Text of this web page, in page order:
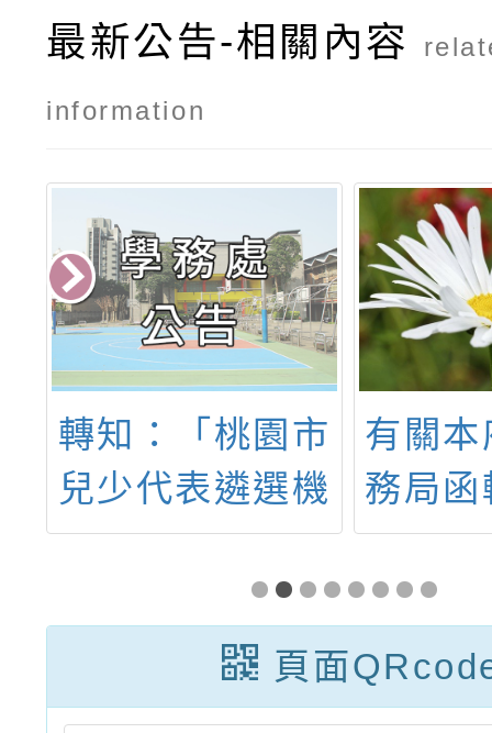
最新公告-相關內容
information
轉知：「桃園市
兒少代表遴選機
制說明會－一日
少代體驗營」活
有關
務局
年救
「北
動中
館」
頁面